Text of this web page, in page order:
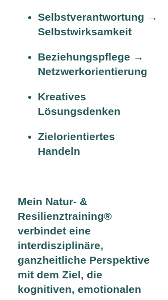
Selbstverantwortung →
Selbstwirksamkeit
Beziehungspflege →
Netzwerkorientierung
Kreatives
Lösungsdenken
Zielorientiertes
Handeln
Mein Natur- &
Resilienztraining®
verbindet eine
interdisziplinäre,
ganzheitliche Perspektive
mit dem Ziel, die
kognitiven, emotionalen